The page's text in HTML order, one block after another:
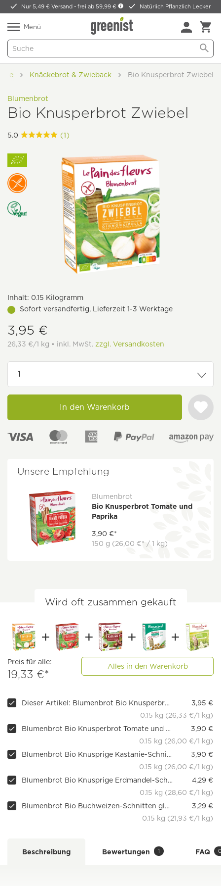
Nur 5,49 € Versand -frei ab 59,99 € Natürlich Pflanzlich Lecker
Menü
Knäckebrot & Zwieback Bio Knusperbrot Zwiebel
Blumenbrot
Bio Knusperbrot Zwiebel
5.0 (1)
Inhalt: 0.15 Kilogramm
Sofort versandfertig, Lieferzeit 1-3 Werktage
3,95 €
26,33 €/1 kg • inkl. MwSt. zzgl. Versandkosten
In den Warenkorb
Unsere Empfehlung
Blumenbrot
Bio Knusperbrot Tomate und
Paprika
3,90 €*
150 g (26,00 €* / 1 kg)
Wird oft zusammen gekauft
Preis für alle:
19,33 €*
Alles in den Warenkorb
Dieser Artikel: Blumenbrot Bio Knusperbrot Zwiebel
3,95 €
0.15 kg (26,33 €/1 kg)
Blumenbrot Bio Knusperbrot Tomate und Paprika
3,90 €
0.15 kg (26,00 €/1 kg)
Blumenbrot Bio Knusprige Kastanie-Schnitten glutenfrei
3,90 €
0.15 kg (26,00 €/1 kg)
Blumenbrot Bio Knusprige Erdmandel-Schnitten glutenfrei
4,29 €
0.15 kg (28,60 €/1 kg)
Blumenbrot Bio Buchweizen-Schnitten glutenfrei, 150g
3,29 €
0.15 kg (21,93 €/1 kg)
Beschreibung Bewertungen 1 FAQ